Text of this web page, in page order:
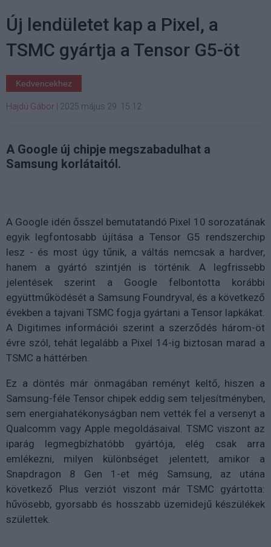
Új lendületet kap a Pixel, a
TSMC gyártja a Tensor G5-öt
Kedvencekhez
Hajdú Gábor 2025 május 29. 15:12
A Google új chipje megszabadulhat a
Samsung korlátaitól.
A Google idén ősszel bemutatandó Pixel 10 sorozatának
egyik legfontosabb újítása a Tensor G5 rendszerchip
lesz - és most úgy tűnik, a váltás nemcsak a hardver,
hanem a gyártó szintjén is történik. A legfrissebb
jelentések szerint a Google felbontotta korábbi
együttműködését a Samsung Foundryval, és a következő
években a tajvani TSMC fogja gyártani a Tensor lapkákat.
A Digitimes információi szerint a szerződés három-öt
évre szól, tehát legalább a Pixel 14-ig biztosan marad a
TSMC a háttérben.
Ez a döntés már önmagában reményt keltő, hiszen a
Samsung-féle Tensor chipek eddig sem teljesítményben,
sem energiahatékonyságban nem vették fel a versenyt a
Qualcomm vagy Apple megoldásaival. TSMC viszont az
iparág legmegbízhatóbb gyártója, elég csak arra
emlékezni, milyen különbséget jelentett, amikor a
Snapdragon 8 Gen 1-et még Samsung, az utána
következő Plus verziót viszont már TSMC gyártotta:
hűvösebb, gyorsabb és hosszabb üzemidejű készülékek
születtek.